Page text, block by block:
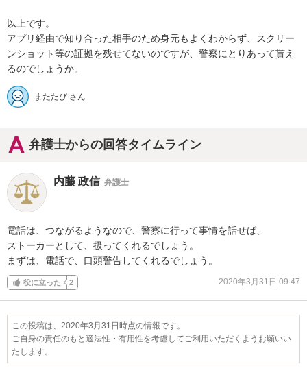
以上です。
アプリ経由で知り合った相手のため身元もよくわからず、スクリー
ンショット等の証拠を残せてないのですが、警察にとりあって貰え
またたび さん
弁護士からの回答タイムライン
内藤 政信 弁護士
電話は、つながるようなので、警察に行って事情を話せば、
ストーカーとして、扱ってくれるでしょう。
まずは、電話で、口頭警告してくれるでしょう。
役に立った 2 2020年3月31日 09:47
この投稿は、2020年3月31日時点の情報です。
ご自身の責任のもと適法性・有用性を考慮してご利用いただくようお願いい
たします。